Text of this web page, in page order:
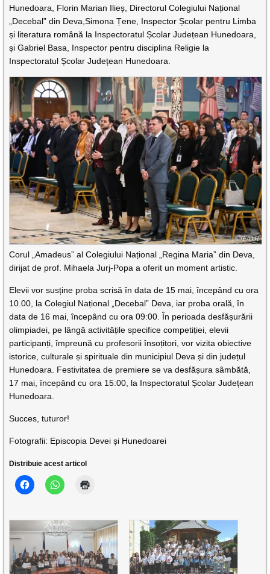
Hunedoara, Florin Marian Ilieș, Directorul Colegiului Național
„Decebal” din Deva,Simona Țene, Inspector Școlar pentru Limba
și literatura română la Inspectoratul Școlar Județean Hunedoara,
și Gabriel Basa, Inspector pentru disciplina Religie la
Inspectoratul Școlar Județean Hunedoara.
Corul „Amadeus” al Colegiului Național „Regina Maria” din Deva,
dirijat de prof. Mihaela Jurj-Popa a oferit un moment artistic.
Elevii vor susține proba scrisă în data de 15 mai, începând cu ora
10.00, la Colegiul Național „Decebal” Deva, iar proba orală, în
data de 16 mai, începând cu ora 09:00. În perioada desfășurării
olimpiadei, pe lângă activitățile specifice competiției, elevii
participanți, împreună cu profesorii însoțitori, vor vizita obiective
istorice, culturale și spirituale din municipiul Deva și din județul
Hunedoara. Festivitatea de premiere se va desfășura sâmbătă,
17 mai, începând cu ora 15:00, la Inspectoratul Școlar Județean
Hunedoara.
Succes, tuturor!
Fotografii: Episcopia Devei și Hunedoarei
Distribuie acest articol